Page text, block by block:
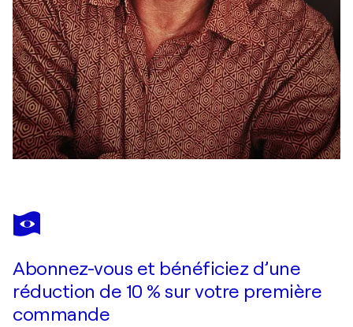
Abonnez-vous et bénéficiez d’une
réduction de 10 % sur votre première
commande